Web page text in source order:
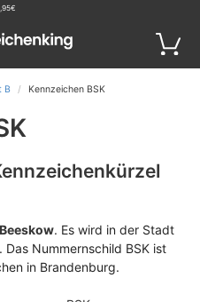
B Kennzeichen BSK
Beeskow. Es wird in der Stadt
Nummernschild BSK ist
in Brandenburg.